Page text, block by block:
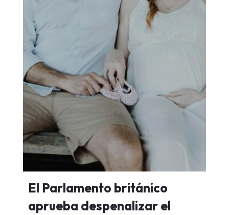
El Parlamento británico
aprueba despenalizar el